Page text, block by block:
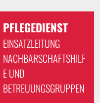
PFLEGEDIENST
EINSATZLEITUNG
NACHBARSCHAFTSHILF
E UND
BETREUUNGSGRUPPEN